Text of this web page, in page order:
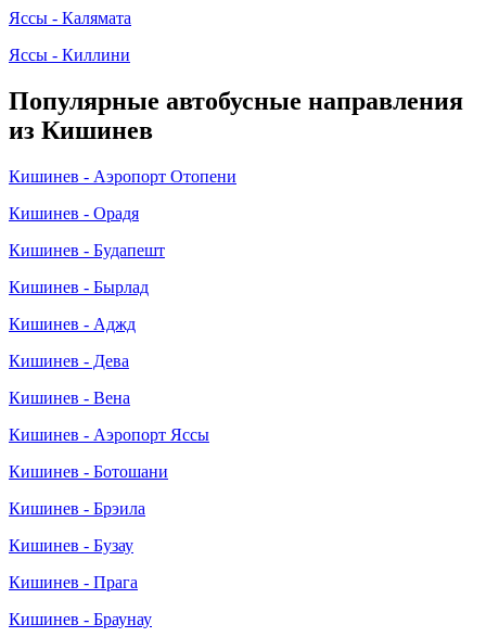
Яссы - Калямата
Яссы - Киллини
Популярные автобусные направления
из Кишинев
Кишинев - Аэропорт Отопени
Кишинев - Орадя
Кишинев - Будапешт
Кишинев - Бырлад
Кишинев - Аджд
Кишинев - Дева
Кишинев - Вена
Кишинев - Аэропорт Яссы
Кишинев - Ботошани
Кишинев - Брэила
Кишинев - Бузау
Кишинев - Прага
Кишинев - Браунау